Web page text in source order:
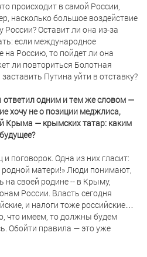
происходит в самой России,
насколько большое воздействие
Оставит ли она из-за
если международное
Россию, то пойдет ли она
ли повториться Болотная
Путина уйти в отставку?
одним и тем же словом —
хочу не о позиции меджлиса,
Крыма — крымских татар: каким
поговорок. Одна из них гласит:
родной матери!» Люди понимают,
на своей родине -- в Крыму,
России. Власть сегодня
и налоги тоже российские…
что имеем, то должны будем
Обойти правила — это уже